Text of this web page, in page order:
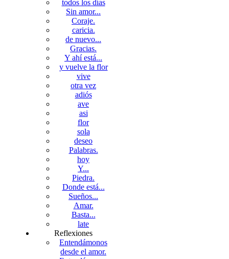
todos los días
Sin amor...
Coraje.
caricia.
de nuevo...
Gracias.
Y ahí está...
y vuelve la flor
vive
otra vez
adiós
ave
asi
flor
sola
deseo
Palabras.
hoy
Y...
Piedra.
Donde está...
Sueños...
Amar.
Basta...
late
Reflexiones
Entendámonos
desde el amor.